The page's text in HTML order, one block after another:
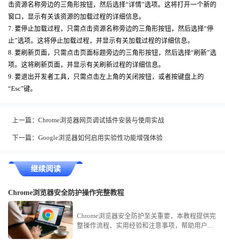
击资源名称旁边的三角形按钮，然后选择“详情”选项。这将打开一个新的
窗口，显示有关该资源的加载过程的详细信息。
7. 要停止加载过程，只需点击资源名称旁边的三角形按钮，然后选择“停
止”选项。这将停止加载过程，并显示有关加载过程的详细信息。
8. 要刷新页面，只需点击页面标题旁边的三角形按钮，然后选择“刷新”选
项。这将刷新页面，并显示有关刷新过程的详细信息。
9. 要退出开发者工具，只需点击左上角的关闭按钮，或者按键盘上的
“Esc”键。
上一篇： Chrome浏览器网页调试插件安装与使用实战
下一篇： Google浏览器如何启用实验性功能增强体验
继续阅读
Chrome浏览器安全防护操作完整教程
Chrome浏览器安全防护至关重要，本教程提供完
整操作流程、实用经验和注意事项，帮助用户有